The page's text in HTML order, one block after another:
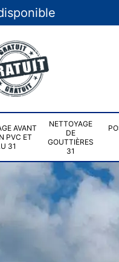
AVANT
PVC ET
31
NETTOYAGE
DE
GOUTTIÈRES
31